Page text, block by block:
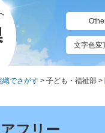
文字色変
織でさがす > 子ども・福祉部 >
フリー